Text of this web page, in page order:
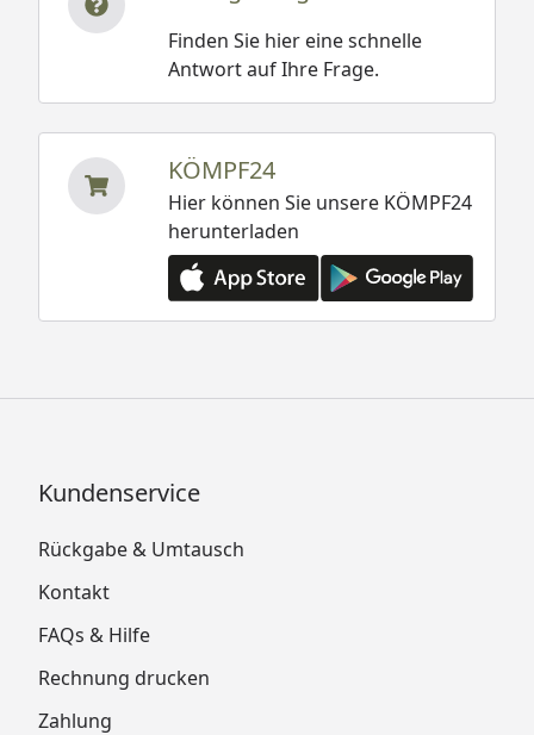
Finden Sie hier eine schnelle
Antwort auf Ihre Frage.
KÖMPF24
Hier können Sie unsere KÖMPF24
herunterladen
Kundenservice
Rückgabe & Umtausch
Kontakt
FAQs & Hilfe
Rechnung drucken
Zahlung